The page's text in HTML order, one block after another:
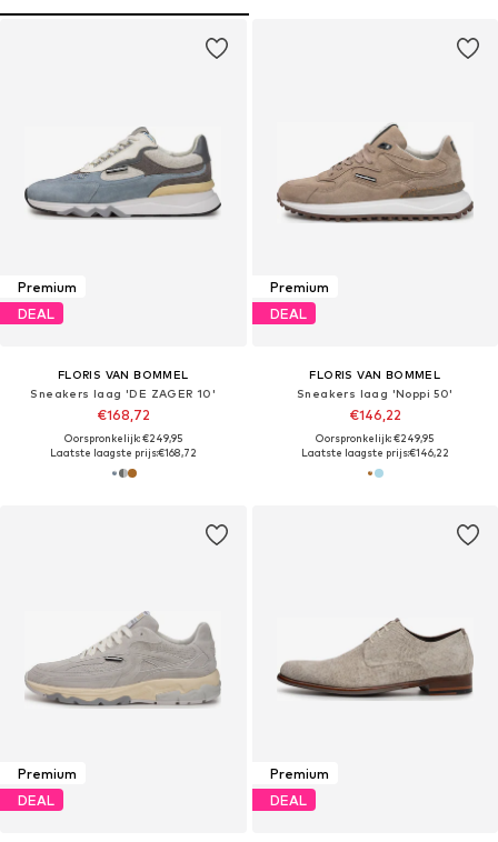
Premium
DEAL
FLORIS VAN BOMMEL
Sneakers laag 'DE ZAGER 10'
€168,72
Oorspronkelijk: €249,95
Laatste laagste prijs:€168,72
Premium
DEAL
FLORIS VAN BOMMEL
Sneakers laag 'Noppi 50'
€146,22
Oorspronkelijk: €249,95
Laatste laagste prijs:€146,22
Premium
DEAL
Premium
DEAL